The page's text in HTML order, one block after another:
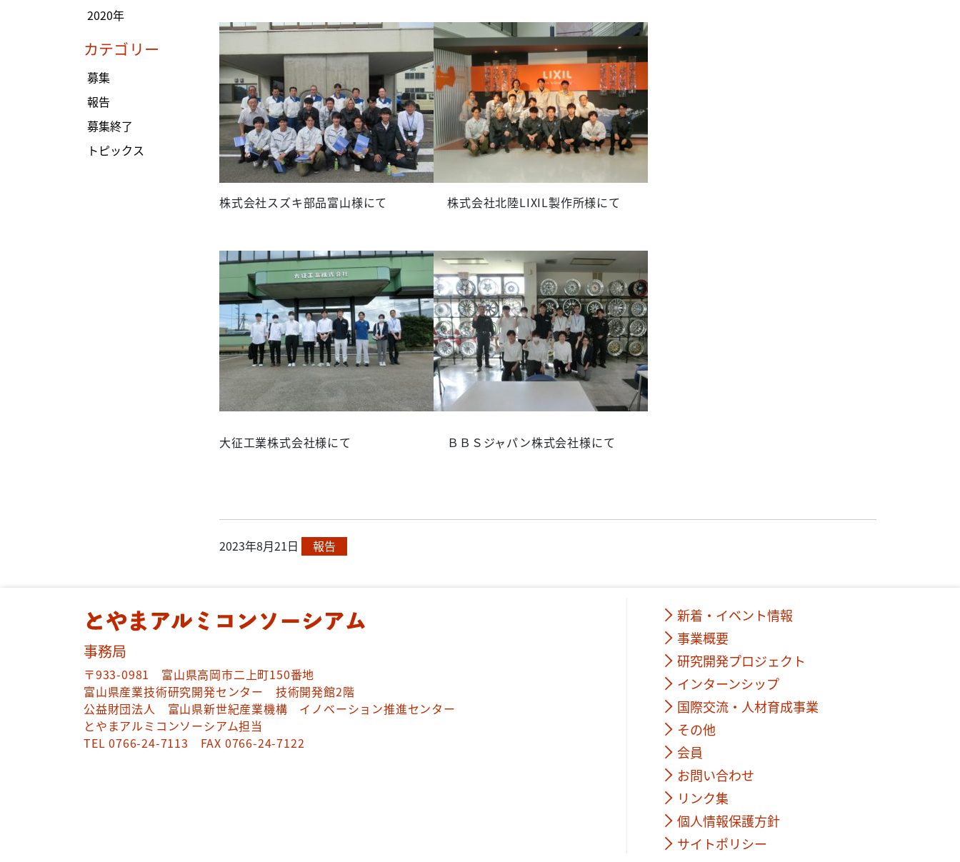
2020年
カテゴリー
募集
報告
募集終了
トピックス
株式会社スズキ部品富山様にて 株式会社北陸LIXIL製作所様にて
大征工業株式会社様にて ＢＢＳジャパン株式会社様にて
2023年8月21日 報告
事務局
〒933-0981 富山県高岡市二上町150番地
富山県産業技術研究開発センター 技術開発館2階
公益財団法人 富山県新世紀産業機構 イノベーション推進センター
とやまアルミコンソーシアム担当
TEL 0766-24-7113 FAX 0766-24-7122
新着・イベント情報
事業概要
研究開発プロジェクト
インターンシップ
国際交流・人材育成事業
その他
会員
お問い合わせ
リンク集
個人情報保護方針
サイトポリシー